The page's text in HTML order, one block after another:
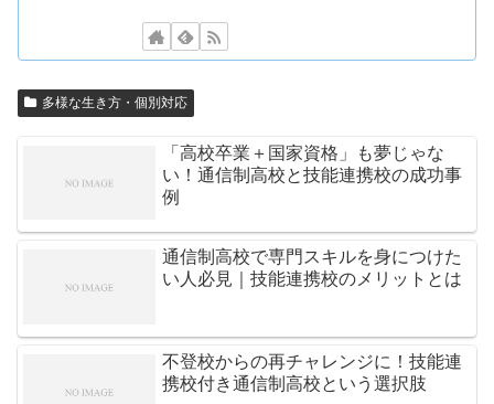
多様な生き方・個別対応
「高校卒業＋国家資格」も夢じゃな
い！通信制高校と技能連携校の成功事
例
通信制高校で専門スキルを身につけた
い人必見｜技能連携校のメリットとは
不登校からの再チャレンジに！技能連
携校付き通信制高校という選択肢